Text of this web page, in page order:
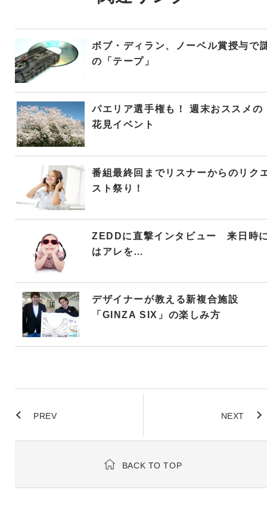
ボブ・ディラン、ノーベル賞授与で
の「テープ」
パエリア選手権も！ 週末おススメの
花見イベント
番組最終回までリスナーからのリク
スト祭り！
ZEDDに直撃インタビュー 来日時
はアレを…
デザイナーが教える新複合施設
「GINZA SIX」の楽しみ方
PREV NEXT
BACK TO TOP